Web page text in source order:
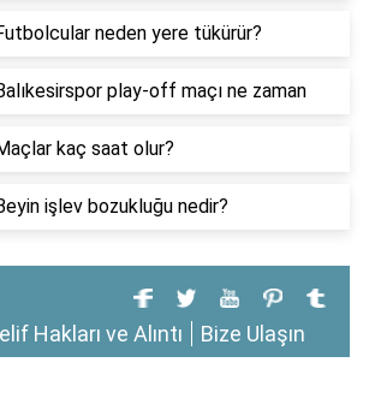
neden yere tükürür?
play-off maçı ne zaman
kaç saat olur?
işlev bozukluğu nedir?
Hakları ve Alıntı Bize Ulaşın